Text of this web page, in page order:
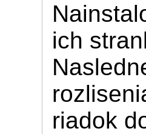
ich
riadok